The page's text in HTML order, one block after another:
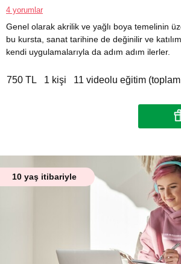
4 yorumlar
Genel olarak akrilik ve yağlı boya temelinin
bu kursta, sanat tarihine de değinilir ve
kendi uygulamalarıyla da adım adım ilerler.
750 TL 1 kişi 11 videolu eğitim
10 yaş itibariyle